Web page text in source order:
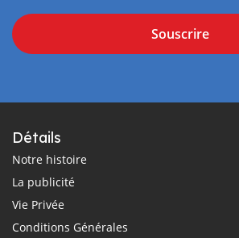
Souscrire
Détails
Notre histoire
La publicité
Vie Privée
Conditions Générales